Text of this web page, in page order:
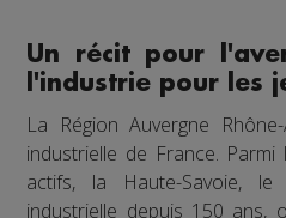
Un récit pour
l'industrie pour les
La Région Auvergne
industrielle de France.
actifs, la Haute-Savoie,
industrielle depuis 150 ans,